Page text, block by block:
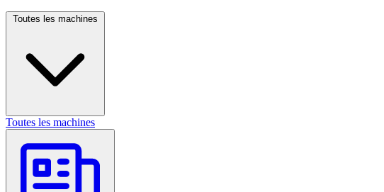
Toutes les machines
Toutes les machines